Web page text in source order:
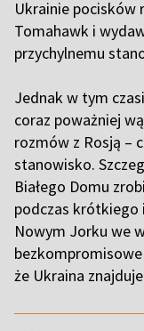
Ukrainie pocisków
Tomahawk i
przychylnemu
Jednak w tym
coraz poważniej
rozmów z Rosją –
stanowisko.
Białego Domu
podczas krótkiego
Nowym Jorku we
że Ukraina